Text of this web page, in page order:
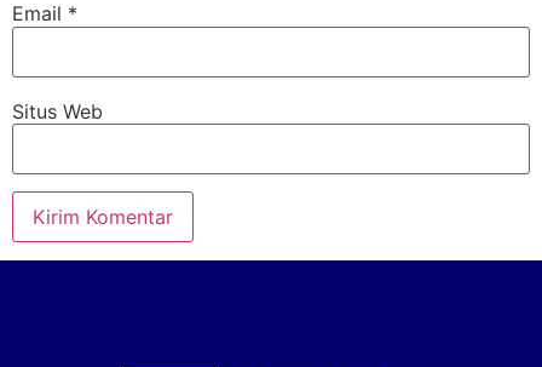
Email *
Situs Web